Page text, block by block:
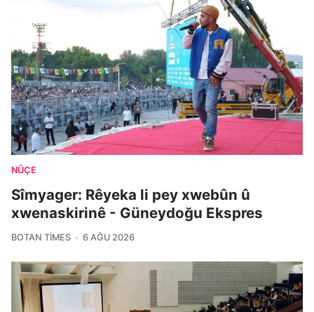
NÛÇE
Sîmyager: Rêyeka li pey xwebûn û
xwenaskirinê - Güneydoğu Ekspres
BOTAN TIMES 6 AĞU 2026